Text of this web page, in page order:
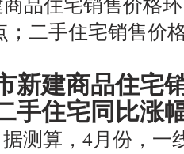
品住宅销售价格
；二手住宅销售价
新建商品住宅
手住宅同比涨
测算，4月份，一